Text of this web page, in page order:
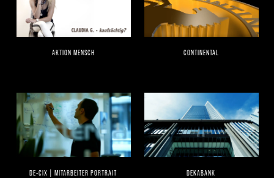
AKTION MENSCH CONTINENTAL
DE-CIX | MITARBEITER PORTRAIT DEKABANK